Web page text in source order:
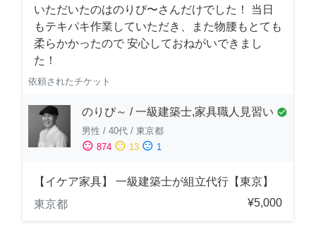
いただいたのはのりぴ〜さんだけでした！ 当日
もテキパキ作業していただき、また物腰もとても
柔らかかったので 安心しておねがいできまし
た！
依頼されたチケット
のりぴ～ / 一級建築士,家具職人見習い check_circle
男性 / 40代 / 東京都
sentiment_satisfied 874 sentiment_neutral 13 sentiment_dissatisfied 1
【イケア家具】 一級建築士が組立代行【東京】
東京都
¥5,000